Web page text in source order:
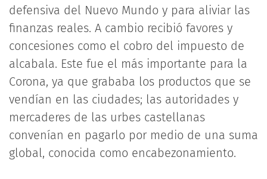
defensiva del Nuevo Mundo y para aliviar las
finanzas reales. A cambio recibió favores y
concesiones como el cobro del impuesto de
alcabala. Este fue el más importante para la
Corona, ya que grababa los productos que se
vendían en las ciudades; las autoridades y
mercaderes de las urbes castellanas
convenían en pagarlo por medio de una suma
global, conocida como encabezonamiento.